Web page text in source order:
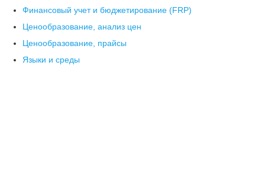
Финансовый учет и бюджетирование (FRP)
Ценообразование, анализ цен
Ценообразование, прайсы
Языки и среды